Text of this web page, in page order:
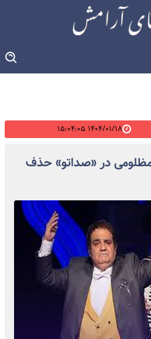
۱۴۰۴/۰۱/۱۸ ۱۵:۰۴:۰۵
در «صداتو» حذف